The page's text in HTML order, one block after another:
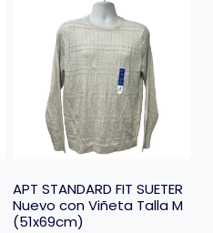
APT STANDARD FIT SUETER
Nuevo con Viñeta Talla M
(51x69cm)